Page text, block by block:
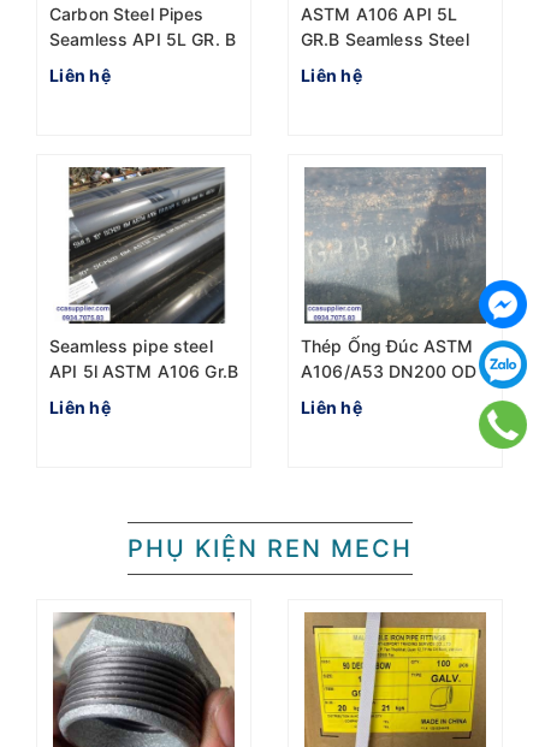
Carbon Steel Pipes
Seamless API 5L GR. B
ASTM A106 DN125 5"
D141.3mm
Liên hệ
ASTM A106 API 5L
GR.B Seamless Steel
Pipe 12" OD323.9mm
x 10.31mm
Liên hệ
Seamless pipe steel
API 5l ASTM A106 Gr.B
10" OD273mm
Liên hệ
Thép Ống Đúc ASTM
A106/A53 DN200 OD
219.1mm sch40 dày
8.18mm
Liên hệ
PHỤ KIỆN REN MECH